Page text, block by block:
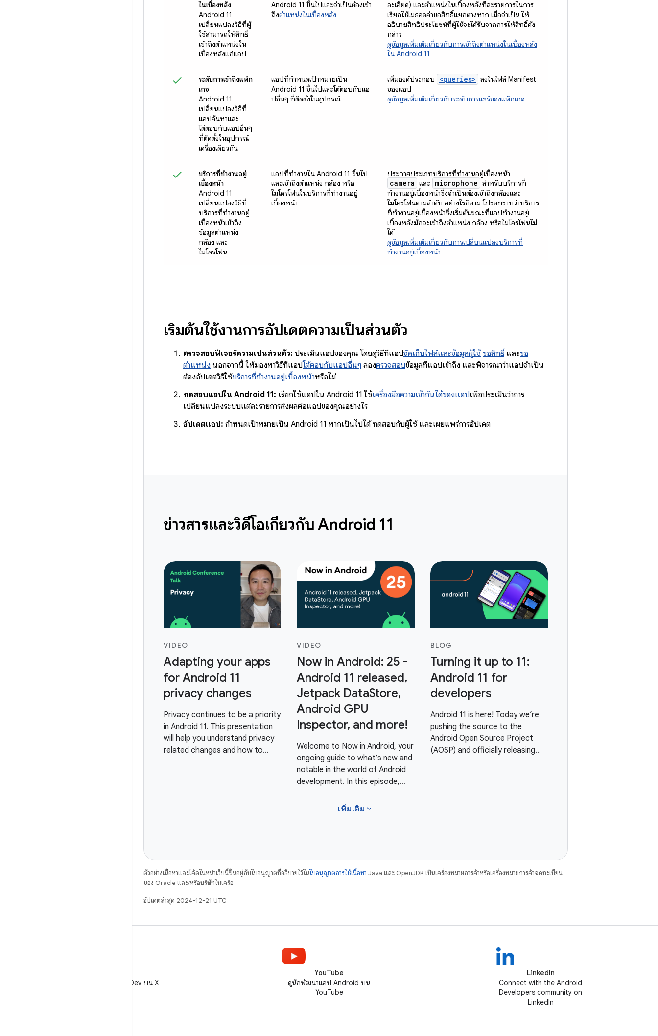
ในเบื้องหลัง
Android 11
เปลี่ยนแปลงวิธีที่ผู้
ใช้สามารถให้สิทธิ์
เข้าถึงตำแหน่งใน
เบื้องหลังแก่แอป
Android 11 ขึ้นไปและจำเป็นต้องเข้า
ถึงตำแหน่งในเบื้องหลัง
ละเอียด) และตำแหน่งในเบื้องหลังทีละรายการในการ
เรียกใช้เมธอดคำขอสิทธิ์แยกต่างหาก เมื่อจำเป็น ให้
อธิบายสิทธิประโยชน์ที่ผู้ใช้จะได้รับจากการให้สิทธิ์ดัง
กล่าว
ดูข้อมูลเพิ่มเติมเกี่ยวกับการเข้าถึงตำแหน่งในเบื้องหลัง
ใน Android 11
ระดับการเข้าถึงแพ็ก
เกจ
Android 11
เปลี่ยนแปลงวิธีที่
แอปค้นหาและ
โต้ตอบกับแอปอื่นๆ
ที่ติดตั้งในอุปกรณ์
เครื่องเดียวกัน
แอปที่กำหนดเป้าหมายเป็น
Android 11 ขึ้นไปและโต้ตอบกับแอ
ปอื่นๆ ที่ติดตั้งในอุปกรณ์
เพิ่มองค์ประกอบ <queries> ลงในไฟล์ Manifest
ของแอป
ดูข้อมูลเพิ่มเติมเกี่ยวกับระดับการแชร์ของแพ็กเกจ
บริการที่ทำงานอยู่
เบื้องหน้า
Android 11
เปลี่ยนแปลงวิธีที่
บริการที่ทำงานอยู่
เบื้องหน้าเข้าถึง
ข้อมูลตำแหน่ง
กล้อง และ
ไมโครโฟน
แอปที่ทำงานใน Android 11 ขึ้นไป
และเข้าถึงตำแหน่ง กล้อง หรือ
ไมโครโฟนในบริการที่ทำงานอยู่
เบื้องหน้า
ประกาศประเภทบริการที่ทำงานอยู่เบื้องหน้า
camera และ microphone สำหรับบริการที่
ทำงานอยู่เบื้องหน้าซึ่งจำเป็นต้องเข้าถึงกล้องและ
ไมโครโฟนตามลำดับ อย่างไรก็ตาม โปรดทราบว่าบริการ
ที่ทำงานอยู่เบื้องหน้าซึ่งเริ่มต้นขณะที่แอปทำงานอยู่
เบื้องหลังมักจะเข้าถึงตำแหน่ง กล้อง หรือไมโครโฟนไม่
ได้
ดูข้อมูลเพิ่มเติมเกี่ยวกับการเปลี่ยนแปลงบริการที่
ทำงานอยู่เบื้องหน้า
เริ่มต้นใช้งานการอัปเดตความเป็นส่วนตัว
ตรวจสอบฟีเจอร์ความเป็นส่วนตัว: ประเมินแอปของคุณ โดยดูวิธีที่แอปจัดเก็บไฟล์และข้อมูลผู้ใช้ ขอสิทธิ์ และขอ
ตำแหน่ง นอกจากนี้ ให้มองหาวิธีที่แอปโต้ตอบกับแอปอื่นๆ ลองตรวจสอบข้อมูลที่แอปเข้าถึง และพิจารณาว่าแอปจำเป็น
ต้องอัปเดตวิธีใช้บริการที่ทำงานอยู่เบื้องหน้าหรือไม่
ทดสอบแอปใน Android 11: เรียกใช้แอปใน Android 11 ใช้เครื่องมือความเข้ากันได้ของแอปเพื่อประเมินว่าการ
เปลี่ยนแปลงระบบแต่ละรายการส่งผลต่อแอปของคุณอย่างไร
อัปเดตแอป: กำหนดเป้าหมายเป็น Android 11 หากเป็นไปได้ ทดสอบกับผู้ใช้ และเผยแพร่การอัปเดต
ข่าวสารและวิดีโอเกี่ยวกับ Android 11
VIDEO
Adapting your apps
for Android 11
privacy changes
Privacy continues to be a priority
in Android 11. This presentation
will help you understand privacy
related changes and how to
VIDEO
Now in Android: 25 -
Android 11 released,
Jetpack DataStore,
Android GPU
Inspector, and more!
Welcome to Now in Android, your
ongoing guide to what’s new and
notable in the world of Android
development. In this episode,
the release of Android 11,
BLOG
Turning it up to 11:
Android 11 for
developers
Android 11 is here! Today we’re
pushing the source to the
Android Open Source Project
(AOSP) and officially releasing
เพิ่มเติม expand_more
ตัวอย่างเนื้อหาและโค้ดในหน้าเว็บนี้ขึ้นอยู่กับใบอนุญาตที่อธิบายไว้ในใบอนุญาตการใช้เนื้อหา Java และ OpenJDK เป็นเครื่องหมายการค้าหรือเครื่องหมายการค้าจดทะเบียน
ของ Oracle และ/หรือบริษัทในเครือ
อัปเดตล่าสุด 2024-12-21 UTC
ติดตาม @AndroidDev บน X
YouTube
ดูนักพัฒนาแอป Android บน
YouTube
LinkedIn
Connect with the Android
Developers community on
LinkedIn